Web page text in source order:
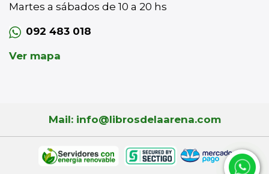
Martes a sábados de 10 a 20 hs
092 483 018
Ver mapa
Mail: info@librosdelaarena.com